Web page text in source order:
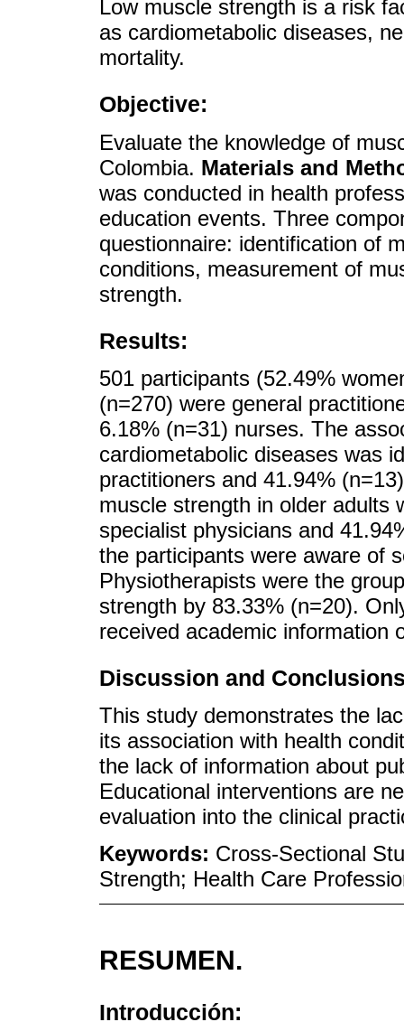
Low muscle strength is a risk
as cardiometabolic diseases,
mortality.
Objective:
Evaluate the knowledge of
Colombia. Materials and
was conducted in health
education events. Three
questionnaire: identification of
conditions, measurement of
strength.
Results:
501 participants (52.49%
(n=270) were general
6.18% (n=31) nurses. The
cardiometabolic diseases was
practitioners and 41.94%
muscle strength in older adults
specialist physicians and
the participants were aware of
Physiotherapists were the
strength by 83.33% (n=20).
received academic information
Discussion and
This study demonstrates the
its association with health
the lack of information about
Educational interventions are
evaluation into the clinical
Keywords: Cross-Sectional
Strength; Health Care
RESUMEN.
Introducción: